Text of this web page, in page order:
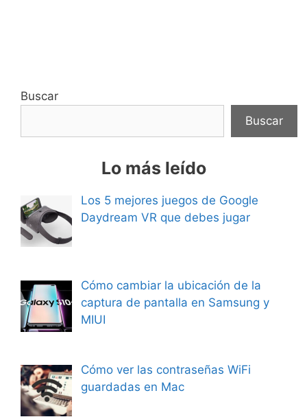
Buscar
Buscar
Lo más leído
Los 5 mejores juegos de Google
Daydream VR que debes jugar
Cómo cambiar la ubicación de la
captura de pantalla en Samsung y
MIUI
Cómo ver las contraseñas WiFi
guardadas en Mac